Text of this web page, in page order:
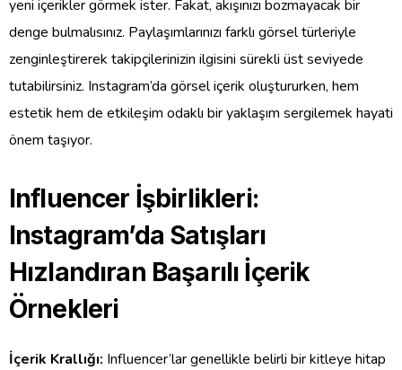
yeni içerikler görmek ister. Fakat, akışınızı bozmayacak bir
denge bulmalısınız. Paylaşımlarınızı farklı görsel türleriyle
zenginleştirerek takipçilerinizin ilgisini sürekli üst seviyede
tutabilirsiniz. Instagram’da görsel içerik oluştururken, hem
estetik hem de etkileşim odaklı bir yaklaşım sergilemek hayati
önem taşıyor.
Influencer İşbirlikleri:
Instagram’da Satışları
Hızlandıran Başarılı İçerik
Örnekleri
İçerik Krallığı: Influencer’lar genellikle belirli bir kitleye hitap